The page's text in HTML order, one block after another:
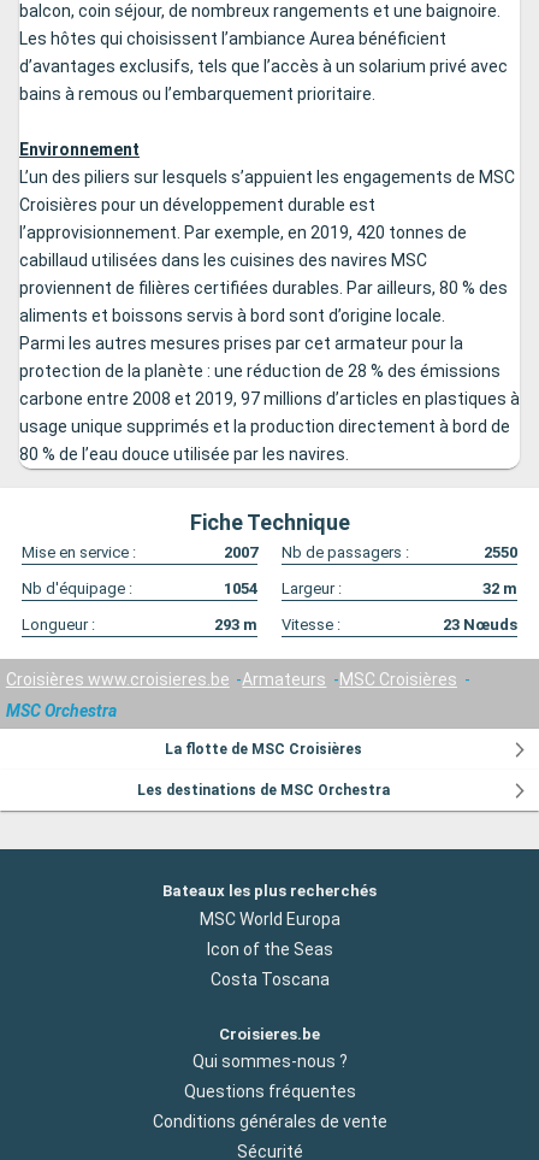
balcon, coin séjour, de nombreux rangements et une baignoire.
Les hôtes qui choisissent l’ambiance Aurea bénéficient
d’avantages exclusifs, tels que l’accès à un solarium privé avec
bains à remous ou l’embarquement prioritaire.
Environnement
L’un des piliers sur lesquels s’appuient les engagements de MSC
Croisières pour un développement durable est
l’approvisionnement. Par exemple, en 2019, 420 tonnes de
cabillaud utilisées dans les cuisines des navires MSC
proviennent de filières certifiées durables. Par ailleurs, 80 % des
aliments et boissons servis à bord sont d’origine locale.
Parmi les autres mesures prises par cet armateur pour la
protection de la planète : une réduction de 28 % des émissions
carbone entre 2008 et 2019, 97 millions d’articles en plastiques à
usage unique supprimés et la production directement à bord de
80 % de l’eau douce utilisée par les navires.
Fiche Technique
Mise en service : 2007 Nb de passagers :
2550
Nb d'équipage :
1054 Largeur : 32 m
Longueur :
293 m Vitesse : 23 Nœuds
Croisières www.croisieres.be Armateurs
MSC Croisières
MSC Orchestra
La flotte de MSC Croisières
Les destinations de MSC Orchestra
Bateaux les plus recherchés
MSC World Europa
Icon of the Seas
Costa Toscana
Croisieres.be
Qui sommes-nous ?
Questions fréquentes
Conditions générales de vente
Sécurité